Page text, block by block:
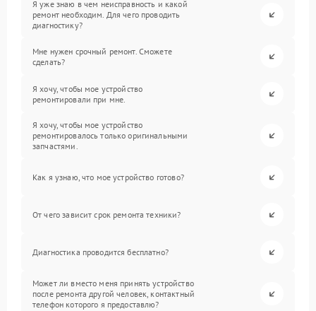
Я уже знаю в чем неисправность и какой
ремонт необходим. Для чего проводить
диагностику?
Мне нужен срочный ремонт. Сможете
сделать?
Я хочу, чтобы мое устройство
ремонтировали при мне.
Я хочу, чтобы мое устройство
ремонтировалось только оригинальными
запчастями.
Как я узнаю, что мое устройство готово?
От чего зависит срок ремонта техники?
Диагностика проводится бесплатно?
Может ли вместо меня принять устройство
после ремонта другой человек, контактный
телефон которого я предоставлю?